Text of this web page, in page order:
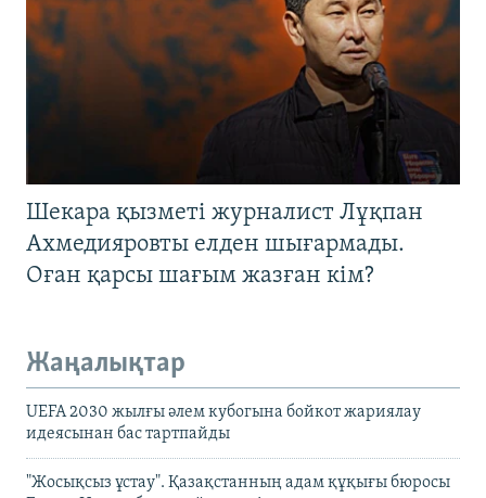
Шекара қызметі журналист Лұқпан
Ахмедияровты елден шығармады.
Оған қарсы шағым жазған кім?
Жаңалықтар
UEFA 2030 жылғы әлем кубогына бойкот жариялау
идеясынан бас тартпайды
"Жосықсыз ұстау". Қазақстанның адам құқығы бюросы